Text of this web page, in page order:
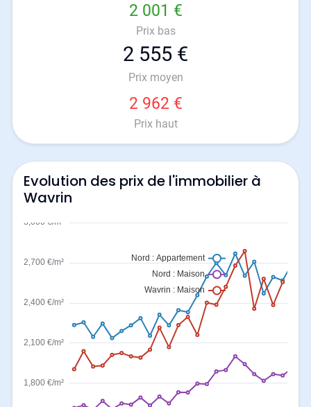
2 001 €
Prix bas
2 555 €
Prix moyen
2 962 €
Prix haut
Evolution des prix de l'immobilier à
Wavrin